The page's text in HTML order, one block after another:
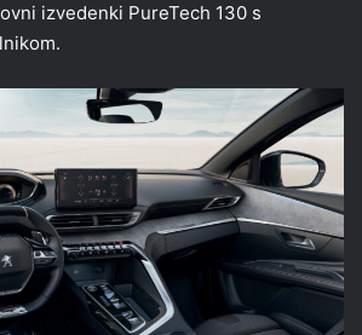
izvedenki PureTech 130 s